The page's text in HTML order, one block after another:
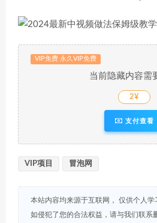
VIP免费 永久VIP免费
当前隐藏内容需
2¥
支付查看
VIP项目 冒泡网
本站内容均来源于互联网， 仅供个人学
如侵犯了您的合法权益，请与我们联系